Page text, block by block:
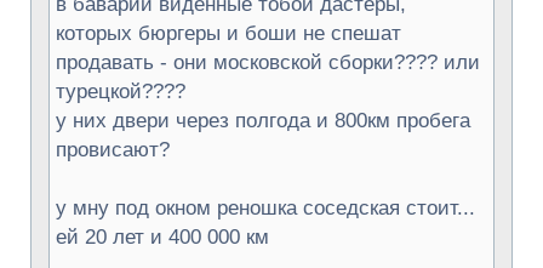
которых бюргеры и боши не спешат
продавать - они московской сборки???? или
турецкой????
у них двери через полгода и 800км пробега
провисают?
у мну под окном реношка соседская стоит...
ей 20 лет и 400 000 км